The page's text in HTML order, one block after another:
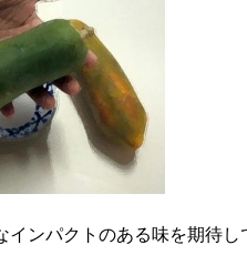
インパクトのある味を期待